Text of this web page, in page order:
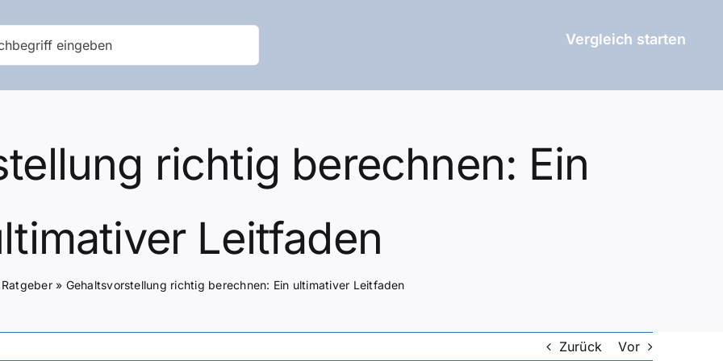
Vergleich starten
richtig berechnen: Ein
Leitfaden
Ratgeber» Gehaltsvorstellung richtig berechnen: Ein ultimativer Leitfaden
Zurück Vor